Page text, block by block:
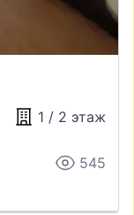
1 / 2 этаж
545